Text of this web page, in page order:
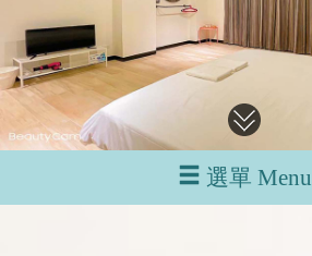
選單 Menu